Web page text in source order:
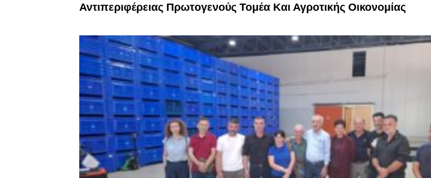
Αντιπεριφέρειας Πρωτογενούς Τομέα Και Αγροτικής Οικονομίας